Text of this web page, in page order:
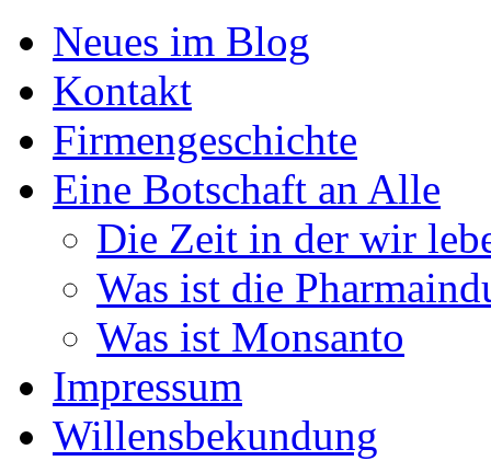
Neues im Blog
Kontakt
Firmengeschichte
Eine Botschaft an Alle
Die Zeit in der wir
Was ist die
Was ist Monsanto
Impressum
Willensbekundung